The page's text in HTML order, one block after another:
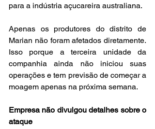
para a indústria açucareira australiana.
Apenas os produtores do distrito de
Marian não foram afetados diretamente.
Isso porque a terceira unidade da
companhia ainda não iniciou suas
operações e tem previsão de começar a
moagem apenas na próxima semana.
Empresa não divulgou detalhes sobre o
ataque